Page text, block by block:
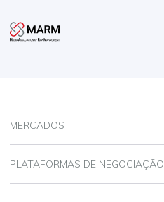
MERCADOS
PLATAFORMAS DE NEGOCIAÇÃO